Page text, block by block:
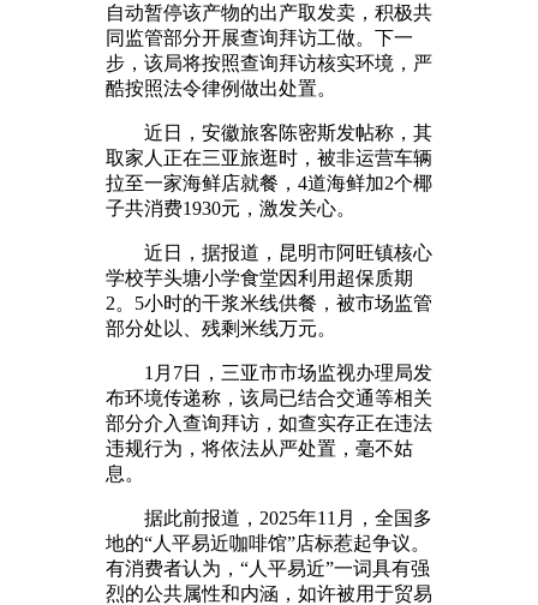
自动暂停该产物的出产取发卖，积极共
同监管部分开展查询拜访工做。下一
步，该局将按照查询拜访核实环境，严
酷按照法令律例做出处置。
近日，安徽旅客陈密斯发帖称，其
取家人正在三亚旅逛时，被非运营车辆
拉至一家海鲜店就餐，4道海鲜加2个椰
子共消费1930元，激发关心。
近日，据报道，昆明市阿旺镇核心
学校芋头塘小学食堂因利用超保质期
2。5小时的干浆米线供餐，被市场监管
部分处以、残剩米线万元。
1月7日，三亚市市场监视办理局发
布环境传递称，该局已结合交通等相关
部分介入查询拜访，如查实存正在违法
违规行为，将依法从严处置，毫不姑
息。
据此前报道，2025年11月，全国多
地的“人平易近咖啡馆”店标惹起争议。
有消费者认为，“人平易近”一词具有强
烈的公共属性和内涵，如许被用于贸易